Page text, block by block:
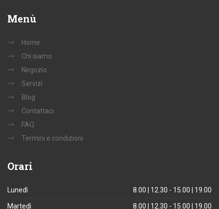
Menù
Home
Chi siamo
Negozio
Servizi
Blog
Contattaci
FAQ
Termini e condizioni
Orari
Lunedì 8.00 | 12.30 - 15.00 | 19.00
Martedì 8.00 | 12.30 - 15.00 | 19.00